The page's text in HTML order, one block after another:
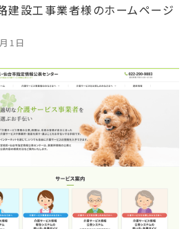
建設工事業者様のホームページ
1日